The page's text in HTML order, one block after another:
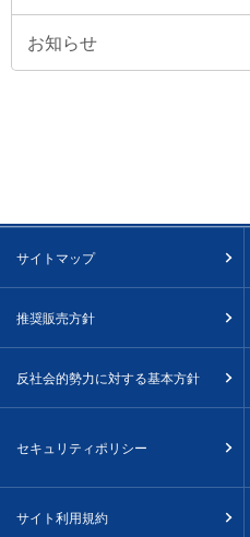
お知らせ
サイトマップ
推奨販売方針
反社会的勢力に対する基本方針
セキュリティポリシー
サイト利用規約